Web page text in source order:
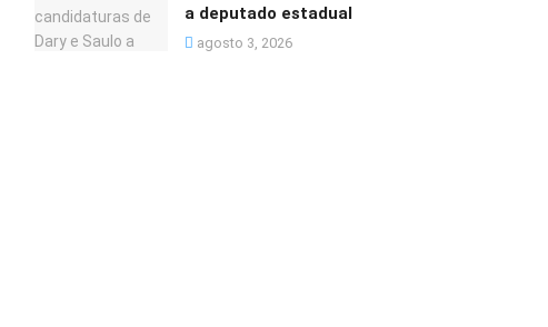
a deputado estadual
agosto 3, 2026